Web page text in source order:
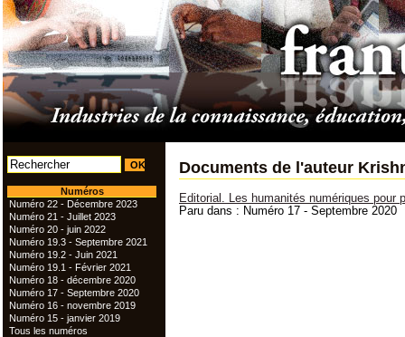
Numéros
Numéro 22 - Décembre 2023
Numéro 21 - Juillet 2023
Numéro 20 - juin 2022
Numéro 19.3 - Septembre 2021
Numéro 19.2 - Juin 2021
Numéro 19.1 - Février 2021
Numéro 18 - décembre 2020
Numéro 17 - Septembre 2020
Numéro 16 - novembre 2019
Numéro 15 - janvier 2019
Tous les numéros
Documents de l'auteur
Editorial. Les humanités numériques pour
Paru dans : Numéro 17 - Septembre 2020